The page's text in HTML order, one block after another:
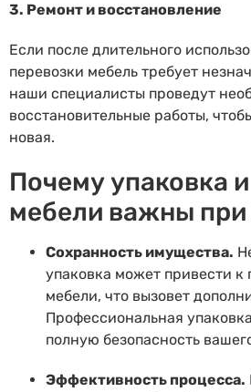
3. Ремонт и восстановление
Если после длительного
перевозки мебель требует
наши специалисты проведут
восстановительные работы,
новая.
Почему упаковка
мебели важны при
Сохранность имущества.
упаковка может привести
мебели, что вызовет
Профессиональная
полную безопасность
Эффективность процесса.